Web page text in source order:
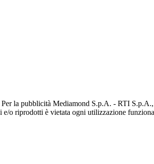
la pubblicità Mediamond S.p.A. - RTI S.p.A.,
e/o riprodotti è vietata ogni utilizzazione